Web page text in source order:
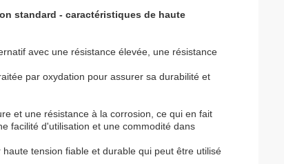
standard - caractéristiques de haute
avec une résistance élevée, une résistance
par oxydation pour assurer sa durabilité et
et une résistance à la corrosion, ce qui en fait
facilité d'utilisation et une commodité dans
tension fiable et durable qui peut être utilisé